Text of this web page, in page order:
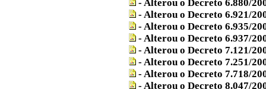
- Alterou o Decreto 6.880/
- Alterou o Decreto 6.921/
- Alterou o Decreto 6.935/
- Alterou o Decreto 6.937/
- Alterou o Decreto 7.121/
- Alterou o Decreto 7.251/
- Alterou o Decreto 7.718/
- Alterou o Decreto 8.047/